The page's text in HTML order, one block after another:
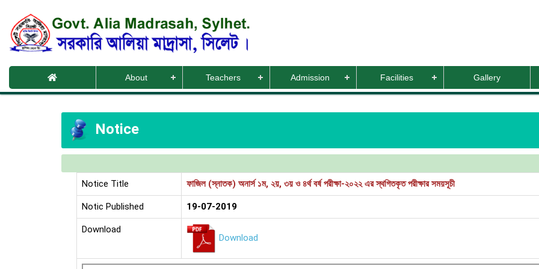
About Teachers Admission Facilities Gallery
Notice
Notice Title ফাজিল (স্নাতক) অনার্স ১ম, ২য়, ৩য় ও ৪র্থ বর্ষ পরীক্ষা-২০২২ এর স্থগিতকৃত পরীক্ষার সময়সূচী
Notic Published 19-07-2019
Download
Download